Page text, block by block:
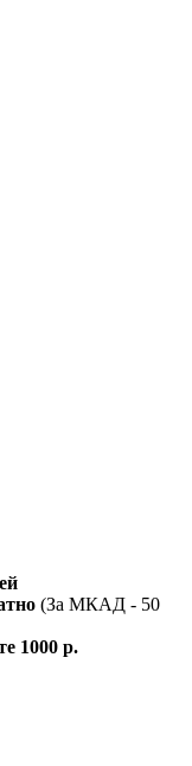
(За МКАД - 50
1000 р.